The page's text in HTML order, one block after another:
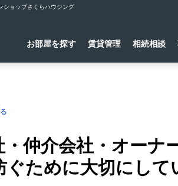
ショップさくらハウジング
お部屋を探す 賃貸管理 相続相談
・仲介会社・オーナ
ぐために大切にして